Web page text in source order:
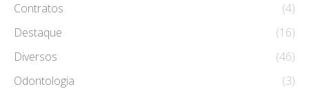
Contratos
(4)
Destaque
(16)
Diversos
(46)
Odontologia
(3)